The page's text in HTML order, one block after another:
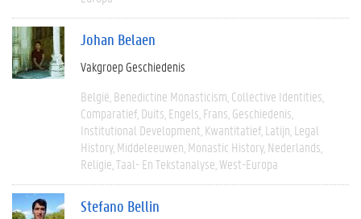
Johan Belaen
Vakgroep Geschiedenis
België Benedictine Monasticism Collective Identities
Comparatief Duits Engels Frans Geschiedenis
Institutional Development Kwantitatief Latijn Legal
History Middeleeuwen Monastic History Nederlands
Religie Taal- En Tekstanalyse West-Europa
Stefano Bellin